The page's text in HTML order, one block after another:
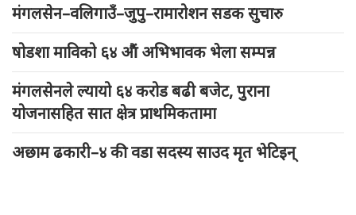
मंगलसेन–वलिगाउँ–जुपु–रामारोशन सडक सुचारु
षोडशा माविको ६४ औं अभिभावक भेला सम्पन्न
मंगलसेनले ल्यायो ६४ करोड बढी बजेट, पुराना
योजनासहित सात क्षेत्र प्राथमिकतामा
अछाम ढकारी–४ की वडा सदस्य साउद मृत भेटिइन्